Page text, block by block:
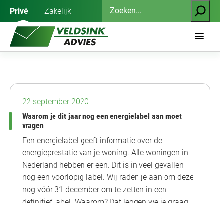
inhoud
Privé Zakelijk
Zoeken
22 september 2020
Waarom je dit jaar nog een energielabel aan moet
vragen
Een energielabel geeft informatie over de
energieprestatie van je woning. Alle woningen in
Nederland hebben er een. Dit is in veel gevallen
nog een voorlopig label. Wij raden je aan om deze
nog vóór 31 december om te zetten in een